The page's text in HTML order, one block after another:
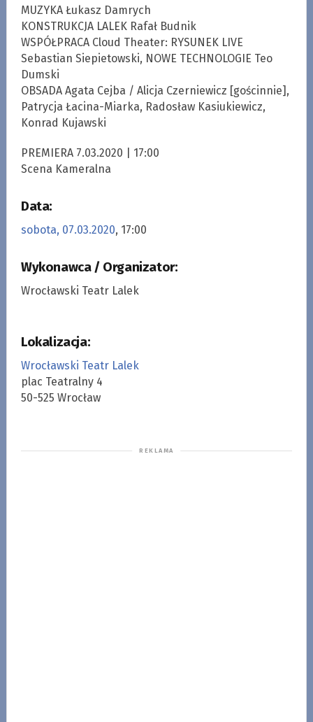
MUZYKA Łukasz Damrych
KONSTRUKCJA LALEK Rafał Budnik
WSPÓŁPRACA Cloud Theater: RYSUNEK LIVE
Sebastian Siepietowski, NOWE TECHNOLOGIE Teo
Dumski
OBSADA Agata Cejba / Alicja Czerniewicz [gościnnie],
Patrycja Łacina-Miarka, Radosław Kasiukiewicz,
Konrad Kujawski
PREMIERA 7.03.2020 | 17:00
Scena Kameralna
Data:
sobota, 07.03.2020, 17:00
Wykonawca / Organizator:
Wrocławski Teatr Lalek
Lokalizacja:
Wrocławski Teatr Lalek
plac Teatralny 4
50-525 Wrocław